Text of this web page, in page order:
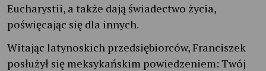
Eucharystii, a także dają świadectwo życia,
poświęcając się dla innych.
Witając latynoskich przedsiębiorców, Franciszek
posłużył się meksykańskim powiedzeniem: Twój